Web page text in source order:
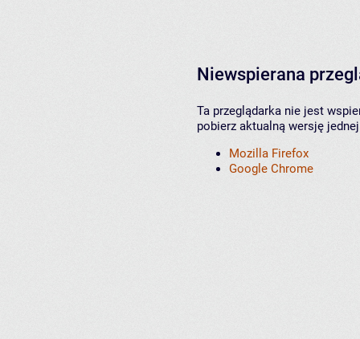
Niewspierana
Ta przeglądarka nie jest
pobierz aktualną wersję
Mozilla Firefox
Google Chrome